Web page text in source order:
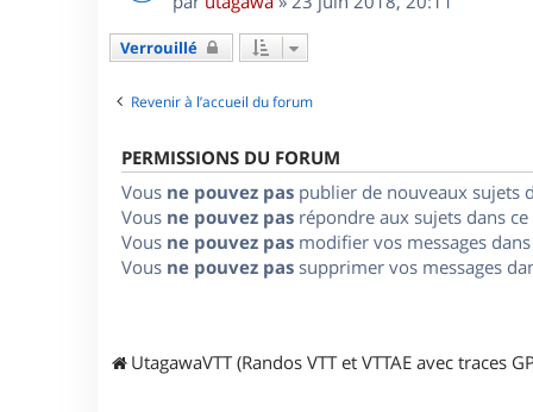
Verrouillé
Revenir à l’accueil du forum
PERMISSIONS DU FORUM
Vous ne pouvez pas publier de nouveaux sujets
Vous ne pouvez pas répondre aux sujets dans
Vous ne pouvez pas modifier vos messages
Vous ne pouvez pas supprimer vos messages
UtagawaVTT (Randos VTT et VTTAE avec traces